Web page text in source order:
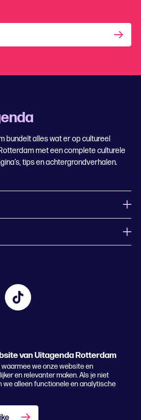
van Uitagenda Rotterdam
we onze website en
en relevanter maken. Als je niet
we alleen functionele en analytische
bundelt alles wat er op cultureel
met een complete culturele
tips en achtergrondverhalen.